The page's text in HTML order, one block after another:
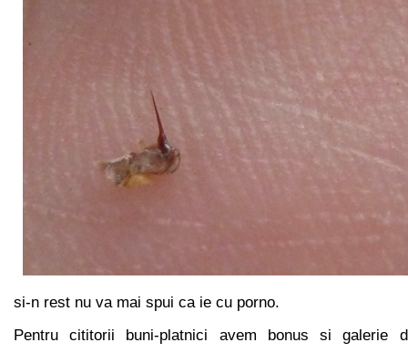
si-n rest nu va mai spui ca ie cu porno.
Pentru cititorii buni-platnici avem bonus si galerie